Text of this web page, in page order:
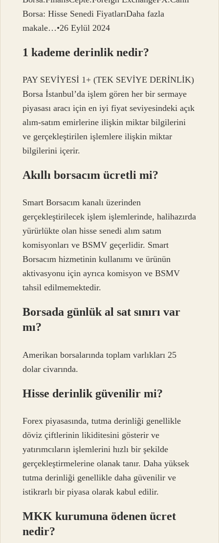
Borsa: Hisse Senedi FiyatlarıDaha fazla
makale…•26 Eylül 2024
1 kademe derinlik nedir?
PAY SEVİYESİ 1+ (TEK SEVİYE DERİNLİK)
Borsa İstanbul’da işlem gören her bir sermaye
piyasası aracı için en iyi fiyat seviyesindeki açık
alım-satım emirlerine ilişkin miktar bilgilerini
ve gerçekleştirilen işlemlere ilişkin miktar
bilgilerini içerir.
Akıllı borsacım ücretli mi?
Smart Borsacım kanalı üzerinden
gerçekleştirilecek işlem işlemlerinde, halihazırda
yürürlükte olan hisse senedi alım satım
komisyonları ve BSMV geçerlidir. Smart
Borsacım hizmetinin kullanımı ve ürünün
aktivasyonu için ayrıca komisyon ve BSMV
tahsil edilmemektedir.
Borsada günlük al sat sınırı var
mı?
Amerikan borsalarında toplam varlıkları 25
dolar civarında.
Hisse derinlik güvenilir mi?
Forex piyasasında, tutma derinliği genellikle
döviz çiftlerinin likiditesini gösterir ve
yatırımcıların işlemlerini hızlı bir şekilde
gerçekleştirmelerine olanak tanır. Daha yüksek
tutma derinliği genellikle daha güvenilir ve
istikrarlı bir piyasa olarak kabul edilir.
MKK kurumuna ödenen ücret
nedir?